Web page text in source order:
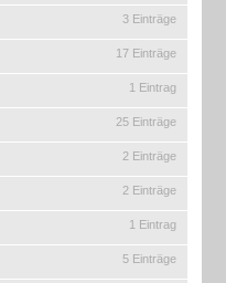
3 Einträge
17 Einträge
1 Eintrag
25 Einträge
2 Einträge
2 Einträge
1 Eintrag
5 Einträge